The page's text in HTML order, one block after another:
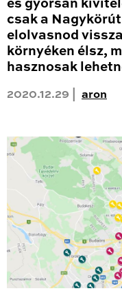
és gyorsan
csak a
elolvasnod
környéken élsz,
hasznosak
2020.12.29 | aron